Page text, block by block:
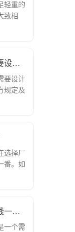
轻重的
致相
钢结构厂房装修时加装行车需要设计院出
要设计
规定及
选择厂
番。如
2025年食品厂装修地坪漆多少钱一平方？
一个需